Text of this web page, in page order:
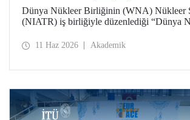
Dünya Nükleer Birliğinin (WNA) Nükleer
(NIATR) iş birliğiyle düzenlediği “Dünya
11 Haz 2026 Akademik